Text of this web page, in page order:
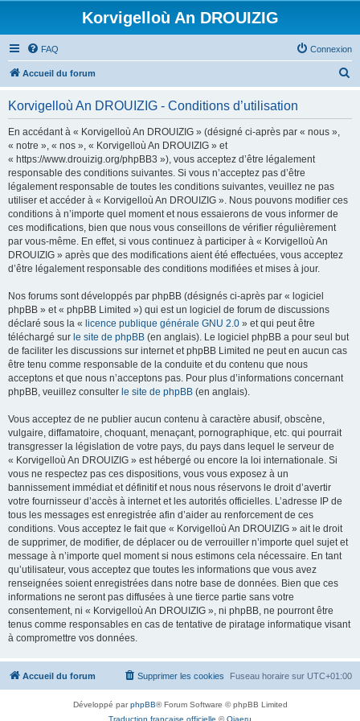
Korvigelloù An DROUIZIG
FAQ Connexion
Accueil du forum
Korvigelloù An DROUIZIG - Conditions d’utilisation
En accédant à « Korvigelloù An DROUIZIG » (désigné ci-après par « nous »,
« notre », « nos », « Korvigelloù An DROUIZIG » et
« https://www.drouizig.org/phpBB3 »), vous acceptez d’être légalement
responsable des conditions suivantes. Si vous n’acceptez pas d’être
légalement responsable de toutes les conditions suivantes, veuillez ne pas
utiliser et accéder à « Korvigelloù An DROUIZIG ». Nous pouvons modifier ces
conditions à n’importe quel moment et nous essaierons de vous informer de
ces modifications, bien que nous vous conseillons de vérifier régulièrement
par vous-même. En effet, si vous continuez à participer à « Korvigelloù An
DROUIZIG » après que des modifications aient été effectuées, vous acceptez
d’être légalement responsable des conditions modifiées et mises à jour.
Nos forums sont développés par phpBB (désignés ci-après par « logiciel
phpBB » et « phpBB Limited ») qui est un logiciel de forum de discussions
déclaré sous la « licence publique générale GNU 2.0 » et qui peut être
téléchargé sur le site de phpBB (en anglais). Le logiciel phpBB a pour seul but
de faciliter les discussions sur internet et phpBB Limited ne peut en aucun cas
être tenu comme responsable de la conduite et du contenu que nous
acceptons et que nous n’acceptons pas. Pour plus d’informations concernant
phpBB, veuillez consulter le site de phpBB (en anglais).
Vous acceptez de ne publier aucun contenu à caractère abusif, obscène,
vulgaire, diffamatoire, choquant, menaçant, pornographique, etc. qui pourrait
transgresser la législation de votre pays, du pays dans lequel le serveur de
« Korvigelloù An DROUIZIG » est hébergé ou encore la loi internationale. Si
vous ne respectez pas ces dispositions, vous vous exposez à un
bannissement immédiat et définitif et nous nous réservons le droit d’avertir
votre fournisseur d’accès à internet et les autorités officielles. L’adresse IP de
tous les messages est enregistrée afin d’aider au renforcement de ces
conditions. Vous acceptez le fait que « Korvigelloù An DROUIZIG » ait le droit
de supprimer, de modifier, de déplacer ou de verrouiller n’importe quel sujet et
message à n’importe quel moment si nous estimons cela nécessaire. En tant
qu’utilisateur, vous acceptez que toutes les informations que vous avez
renseignées soient enregistrées dans notre base de données. Bien que ces
informations ne seront pas diffusées à une tierce partie sans votre
consentement, ni « Korvigelloù An DROUIZIG », ni phpBB, ne pourront être
tenus comme responsables en cas de tentative de piratage informatique visant
à compromettre vos données.
Accueil du forum Fuseau horaire sur UTC+01:00
Supprimer les cookies
Développé parphpBB® Forum Software © phpBB Limited
Traduction française officielle ©Qiaeru